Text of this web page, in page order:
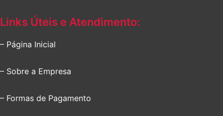
Links Úteis e Atendimento:
– Página Inicial
– Sobre a Empresa
– Formas de Pagamento